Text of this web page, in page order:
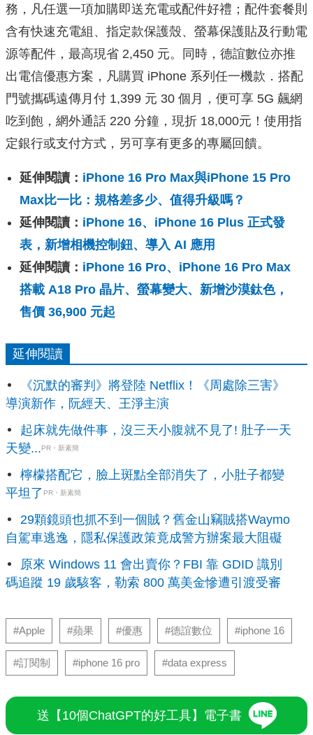
務，凡任選一項加購即送充電或配件好禮；配件套餐則
含有快速充電組、指定款保護殼、螢幕保護貼及行動電
源等配件，最高現省 2,450 元。同時，德誼數位亦推
出電信優惠方案，凡購買 iPhone 系列任一機款．搭配
門號攜碼遠傳月付 1,399 元 30 個月，便可享 5G 飆網
吃到飽，網外通話 220 分鐘，現折 18,000元！使用指
定銀行或支付方式，另可享有更多的專屬回饋。
延伸閱讀： iPhone 16 Pro Max與iPhone 15 Pro
Max比一比：規格差多少、值得升級嗎？
延伸閱讀： iPhone 16、iPhone 16 Plus 正式發
表，新增相機控制鈕、導入 AI 應用
延伸閱讀： iPhone 16 Pro、iPhone 16 Pro Max
搭載 A18 Pro 晶片、螢幕變大、新增沙漠鈦色，
售價 36,900 元起
延伸閱讀
《沉默的審判》將登陸 Netflix！《周處除三害》
導演新作，阮經天、王淨主演
起床就先做件事，沒三天小腹就不見了! 肚子一天
天變...PR・新素簡
檸檬搭配它，臉上斑點全部消失了，小肚子都變
平坦了 PR・新素簡
29顆鏡頭也抓不到一個賊？舊金山竊賊搭Waymo
自駕車逃逸，隱私保護政策竟成警方辦案最大阻礙
原來 Windows 11 會出賣你？FBI 靠 GDID 識別
碼追蹤 19 歲駭客，勒索 800 萬美金慘遭引渡受審
#Apple #蘋果 #優惠 #德誼數位 #iphone 16
#訂閱制 #iphone 16 pro #data express
送【10個ChatGPT的好工具】電子書